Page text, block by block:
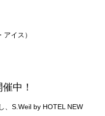
イス）
中！
、S.Weil by HOTEL NEW